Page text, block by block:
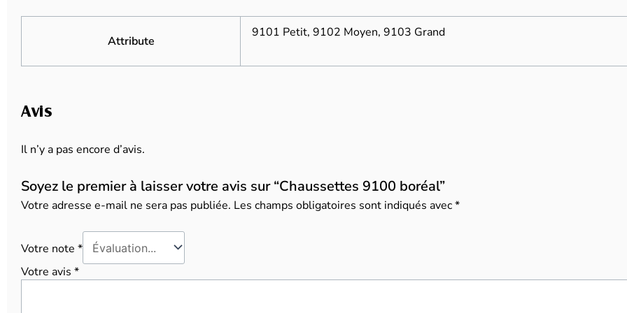
Attribute
9101 Petit, 9102 Moyen, 9103 Grand
Avis
Il n’y a pas encore d’avis.
Soyez le premier à laisser votre avis sur “Chaussettes 9100 boréal”
Votre adresse e-mail ne sera pas publiée. Les champs obligatoires sont indiqués avec*
Votre note *
Votre avis *